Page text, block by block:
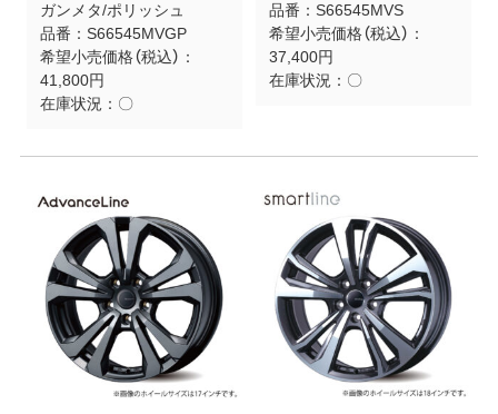
ガンメタ/ポリッシュ
品番： S66545MVGP
希望小売価格（税込）：
41,800円
在庫状況： 〇
品番： S66545MVS
希望小売価格（税込）：
37,400円
在庫状況： 〇